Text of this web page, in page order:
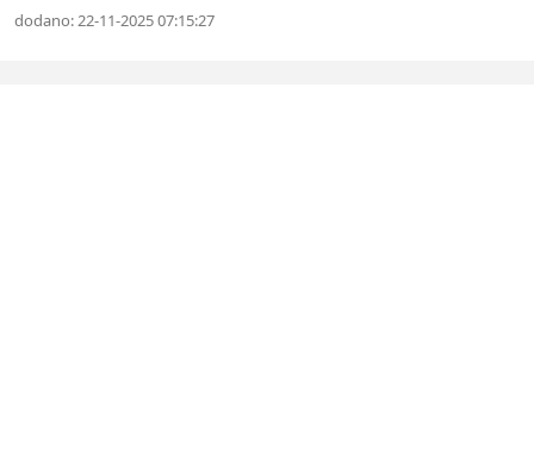
dodano: 22-11-2025 07:15:27